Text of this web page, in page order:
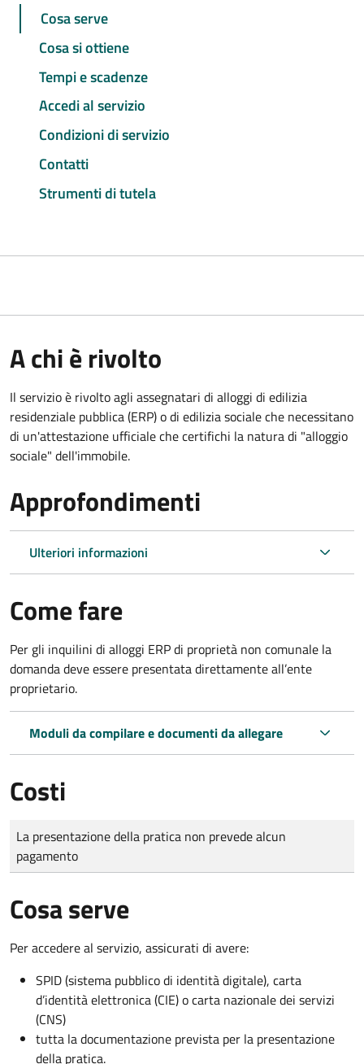
Cosa serve
Cosa si ottiene
Tempi e scadenze
Accedi al servizio
Condizioni di servizio
Contatti
Strumenti di tutela
A chi è rivolto
Il servizio è rivolto agli assegnatari di alloggi di edilizia
residenziale pubblica (ERP) o di edilizia sociale che necessitano
di un'attestazione ufficiale che certifichi la natura di "alloggio
sociale" dell'immobile.
Approfondimenti
Ulteriori informazioni
Come fare
Per gli inquilini di alloggi ERP di proprietà non comunale la
domanda deve essere presentata direttamente all’ente
proprietario.
Moduli da compilare e documenti da allegare
Costi
Tipo di pagamento
Importo
La presentazione della pratica non prevede alcun
pagamento
Cosa serve
Per accedere al servizio, assicurati di avere:
SPID (sistema pubblico di identità digitale), carta
d’identità elettronica (CIE) o carta nazionale dei servizi
(CNS)
tutta la documentazione prevista per la presentazione
della pratica.